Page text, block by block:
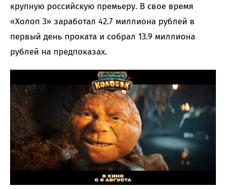
крупную российскую премьеру. В свое время
«Холоп 3» заработал 42.7 миллиона рублей в
первый день проката и собрал 13.9 миллиона
рублей на предпоказах.